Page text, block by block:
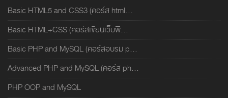
Basic HTML5 and CSS3 (คอร์ส html...
Basic HTML+CSS (คอร์สเขียนเว็บพื...
Basic PHP and MySQL (คอร์สอบรม p...
Advanced PHP and MySQL (คอร์ส ph...
PHP OOP and MySQL